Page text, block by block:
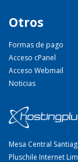
Otros
Formas de pago
Acceso cPanel
Acceso Webmail
Noticias
Mesa Central
Pluschile Internet